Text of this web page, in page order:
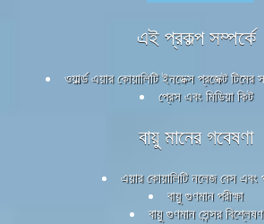
এই প্রকল্প সম্পর্কে
ওয়ার্ল্ড এয়ার কোয়ালিটি ইনডেক্স প্রজেক্ট
প্রেস এবং মিডিয়া কিট
বায়ু মানের গবেষণা
এয়ার কোয়ালিটি নলেজ বেস এবং
বায়ু গুণমান পরীক্ষা
বায়ু গুণমান সেন্সর বিশ্লেষণ